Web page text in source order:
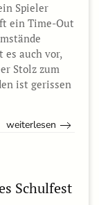
Spieler
ein Time-Out
auch vor,
Stolz zum
ist gerissen
weiterlesen
Schulfest